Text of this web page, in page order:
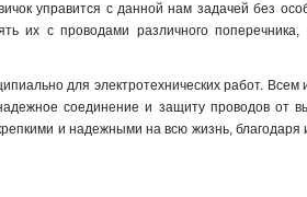
управится с данной нам задачей без
их с проводами различного
для электротехнических работ. Всем
соединение и защиту проводов от
и надежными на всю жизнь, благодаря